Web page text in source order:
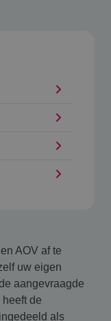
AOV af te
uw eigen
aangevraagde
de
als